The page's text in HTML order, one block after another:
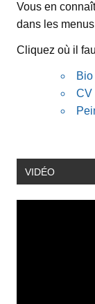
Vous en
dans les
Cliquez où il
Bio
CV
VIDÉO